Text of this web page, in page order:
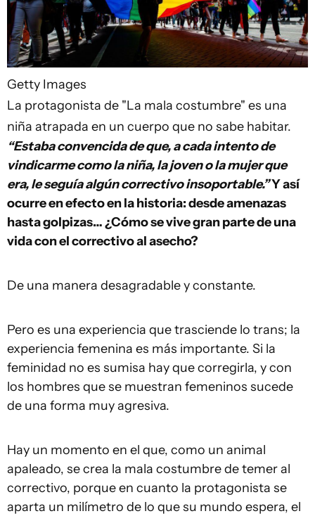
Getty Images
La protagonista de "La mala costumbre" es una
niña atrapada en un cuerpo que no sabe habitar.
“Estaba convencida de que, a cada intento de
vindicarme como la niña, la joven o la mujer que
era, le seguía algún correctivo insoportable.”Y así
ocurre en efecto en la historia: desde amenazas
hasta golpizas… ¿Cómo se vive gran parte de una
vida con el correctivo al asecho?
De una manera desagradable y constante.
Pero es una experiencia que trasciende lo trans; la
experiencia femenina es más importante. Si la
feminidad no es sumisa hay que corregirla, y con
los hombres que se muestran femeninos sucede
de una forma muy agresiva.
Hay un momento en el que, como un animal
apaleado, se crea la mala costumbre de temer al
correctivo, porque en cuanto la protagonista se
aparta un milímetro de lo que su mundo espera, el